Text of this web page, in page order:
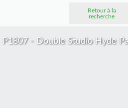
Retour à la
recherche
P1807 - Double Studio Hyde